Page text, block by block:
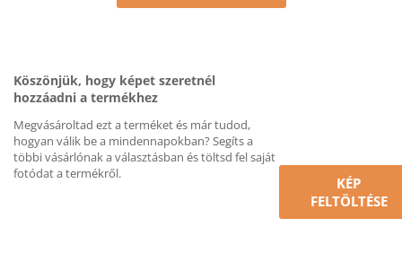
Köszönjük, hogy képet szeretnél
hozzáadni a termékhez
Megvásároltad ezt a terméket és már tudod,
hogyan válik be a mindennapokban? Segíts a
többi vásárlónak a választásban és töltsd fel saját
fotódat a termékről.
KÉP
FELTÖLTÉSE